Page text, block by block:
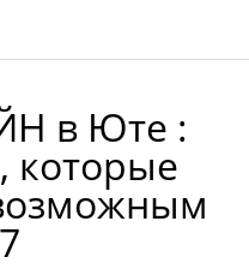
в Юте :
которые